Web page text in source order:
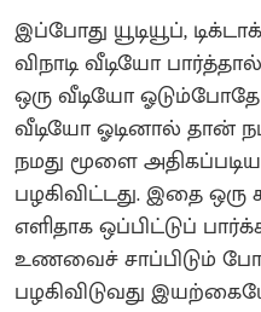
இப்போது யூடியூப்,
விநாடி வீடியோ பார்த்தால்
ஒரு வீடியோ
வீடியோ ஓடினால் தான்
நமது மூளை
பழகிவிட்டது. இதை
எளிதாக ஒப்பிட்டுப்
உணவைச் சாப்பிடும்
பழகிவிடுவது